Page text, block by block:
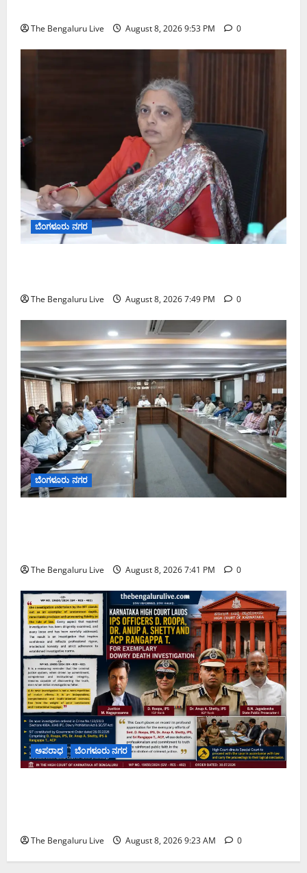
The Bengaluru Live August 8, 2026 9:53 PM 0
ಬೆಂಗಳೂರು ನಗರ
The Bengaluru Live August 8, 2026 7:49 PM 0
ಬೆಂಗಳೂರು ನಗರ
The Bengaluru Live August 8, 2026 7:41 PM 0
ಅಪರಾಧ ಬೆಂಗಳೂರು ನಗರ
The Bengaluru Live August 8, 2026 9:23 AM 0